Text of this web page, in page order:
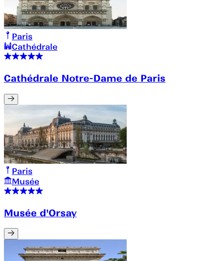
Paris
Cathédrale
Cathédrale Notre-Dame de Paris
Paris
Musée
Musée d'Orsay